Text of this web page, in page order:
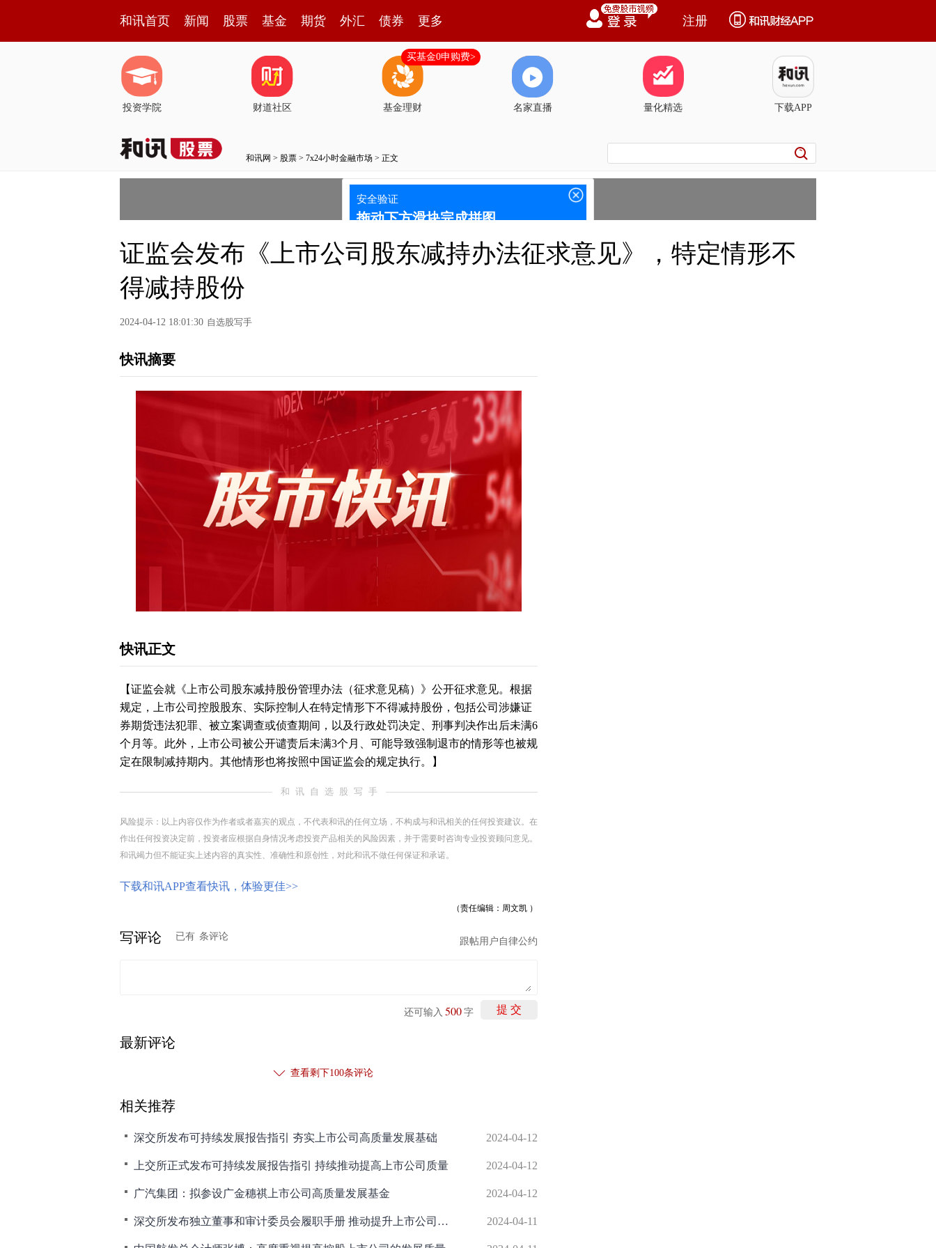
和讯首页 新闻 股票 基金 期货 外汇 债券 更多 注册
投资学院 财道社区 基金理财
买基金0申购费>
名家直播 量化精选 下载APP
和讯网 > 股票 > 7x24小时金融市场 > 正文
证监会发布《上市公司股东减持办法征求意见》，特定情形不
得减持股份
2024-04-12 18:01:30 自选股写手
快讯摘要
快讯正文
【证监会就《上市公司股东减持股份管理办法（征求意见稿）》公开征求意见。根据
规定，上市公司控股股东、实际控制人在特定情形下不得减持股份，包括公司涉嫌证
券期货违法犯罪、被立案调查或侦查期间，以及行政处罚决定、刑事判决作出后未满6
个月等。此外，上市公司被公开谴责后未满3个月、可能导致强制 退市的情形等也被规
定在限制减持期内。其他情形也将按照中国证监会的规定执行。】
和讯自选股写手
风险提示：以上内容仅作为作者或者嘉宾的观点，不代表和讯的任何立场，不构成与和讯相关的任何投资建议。在
作出任何投资决定前，投资者应根据自身情况考虑投资产品相关的风险因素，并于需要时咨询专业投资顾问意见。
和讯竭力但不能证实上述内容的真实性、准确性和原创性，对此和讯不做任何保证和承诺。
下载和讯APP查看快讯，体验更佳>>
（责任编辑：周文凯 ）
写评论 已有 条评论 跟帖用户自律公约
提 交
还可输入 500 字
最新评论
查看剩下100条评论
相关推荐
深交所发布可持续发展报告指引 夯实上市公司高质量发展基础 2024-04-12
上交所正式发布可持续发展报告指引 持续推动提高上市公司质量 2024-04-12
广汽集团：拟参设广金穗祺上市公司高质量发展基金 2024-04-12
深交所发布独立董事和审计委员会履职手册 推动提升上市公司治理水平 2024-04-11